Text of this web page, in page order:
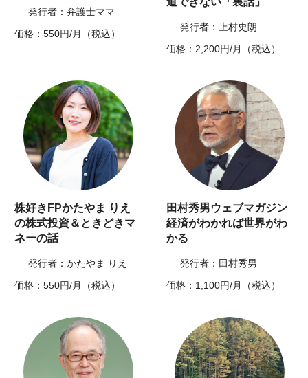
発行者：弁護士ママ
価格：550円/月（税込）
発行者：上村史朗
価格：2,200円/月（税込）
株好きFPかたやま りえ
の株式投資＆ときどきマ
ネーの話
発行者：かたやま りえ
価格：550円/月（税込）
田村秀男ウェブマガジン
経済がわかれば世界がわ
かる
発行者：田村秀男
価格：1,100円/月（税込）